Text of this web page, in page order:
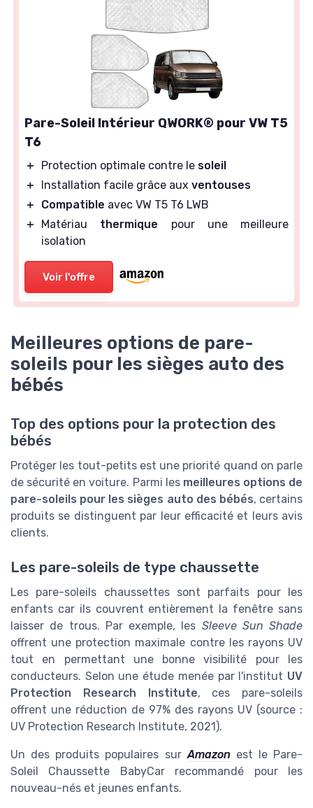
Pare-Soleil Intérieur QWORK® pour VW T5
T6
＋ Protection optimale contre le soleil
＋
Installation facile grâce aux ventouses
＋
Compatible avec VW T5 T6 LWB
＋
Matériau thermique pour une meilleure
isolation
Voir l'offre
Meilleures options de pare-
soleils pour les sièges auto des
bébés
Top des options pour la protection des
bébés
Protéger les tout-petits est une priorité quand on parle
de sécurité en voiture. Parmi les meilleures options de
pare-soleils pour les sièges auto des bébés, certains
produits se distinguent par leur efficacité et leurs avis
clients.
Les pare-soleils de type chaussette
Les pare-soleils chaussettes sont parfaits pour les
enfants car ils couvrent entièrement la fenêtre sans
laisser de trous. Par exemple, les Sleeve Sun Shade
offrent une protection maximale contre les rayons UV
tout en permettant une bonne visibilité pour les
conducteurs. Selon une étude menée par l'institut UV
Protection Research Institute, ces pare-soleils
offrent une réduction de 97% des rayons UV (source :
UV Protection Research Institute, 2021).
Un des produits populaires surAmazonest le Pare-
Soleil Chaussette BabyCarrecommandé pour les
nouveau-nés et jeunes enfants.